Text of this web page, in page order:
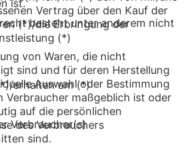
ist.
besteht unter anderem nicht
von Waren, die nicht
sind und für deren Herstellung
Auswahl oder Bestimmung
Verbraucher maßgeblich ist oder
auf die persönlichen
des Verbrauchers
sind.
Vertrag über den Kauf der
(*)/die Erbringung der
(*)
erhalten am (*)
Verbraucher(s)